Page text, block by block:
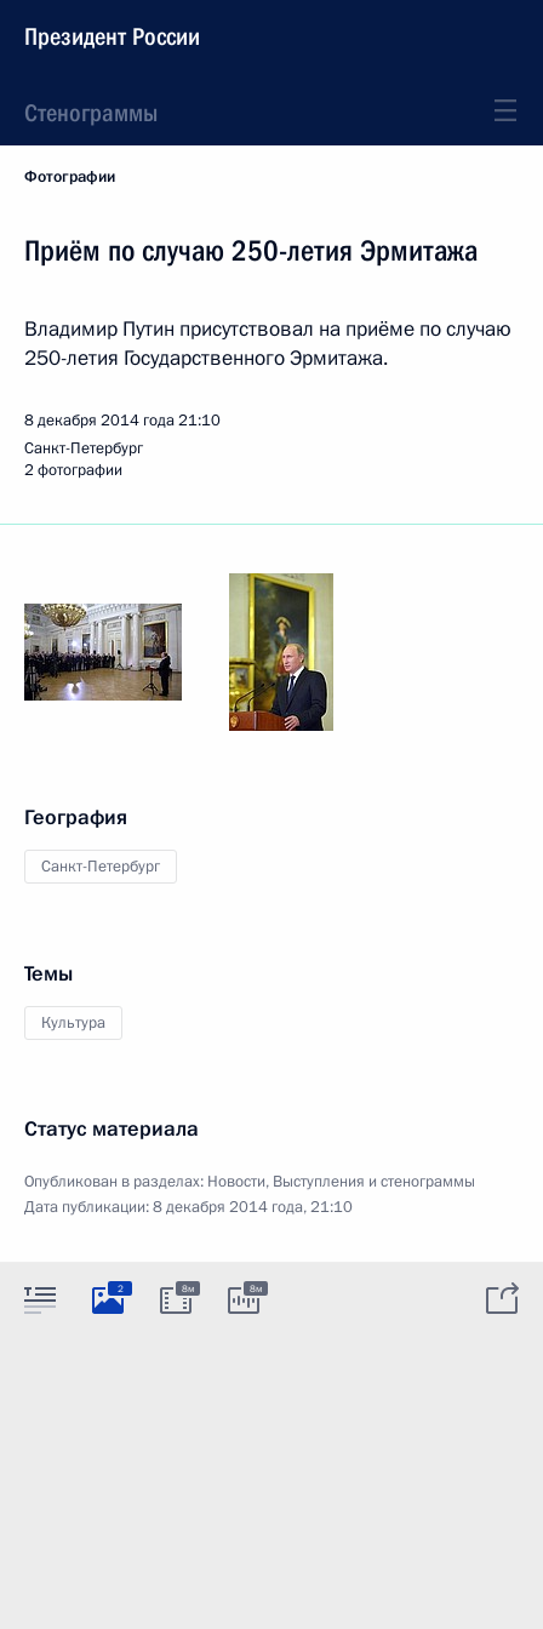
Президент России
Стенограммы
Фотографии
Приём по случаю 250-летия Эрмитажа
Владимир Путин присутствовал на приёме по случаю
250-летия Государственного Эрмитажа.
8 декабря 2014 года21:10
Санкт-Петербург
2 фотографии
География
Санкт-Петербург
Темы
Культура
Статус материала
Опубликован в разделах: Новости, Выступления и стенограммы
Дата публикации:8 декабря 2014 года, 21:10
2 8м 8м